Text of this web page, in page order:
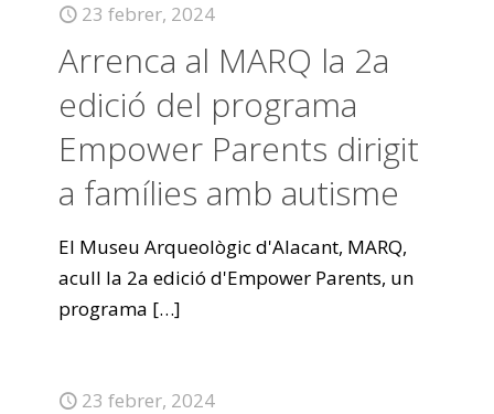
23 febrer, 2024
Arrenca al MARQ la 2a
edició del programa
Empower Parents dirigit
a famílies amb autisme
El Museu Arqueològic d'Alacant, MARQ,
acull la 2a edició d'Empower Parents, un
programa […]
23 febrer, 2024